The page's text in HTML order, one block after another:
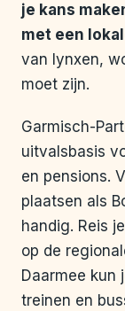
je kans
met een
van lynxen,
moet zijn.
Garmisch-
uitvalsbasis
en pensions.
plaatsen als
handig. Reis
op de
Daarmee kun
treinen en